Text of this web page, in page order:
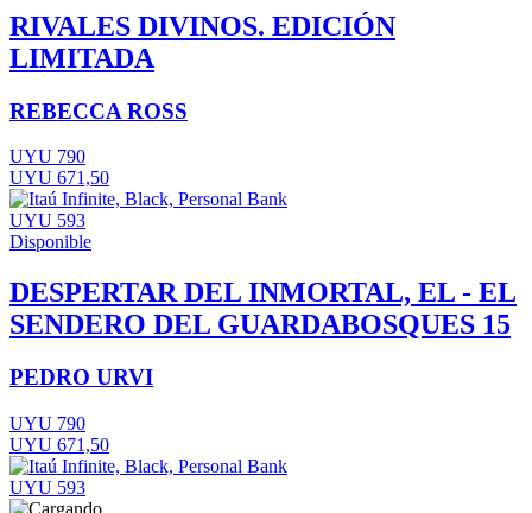
RIVALES DIVINOS. EDICIÓN
LIMITADA
REBECCA ROSS
UYU 790
UYU 671,50
UYU 593
Disponible
DESPERTAR DEL INMORTAL, EL - EL
SENDERO DEL GUARDABOSQUES 15
PEDRO URVI
UYU 790
UYU 671,50
UYU 593